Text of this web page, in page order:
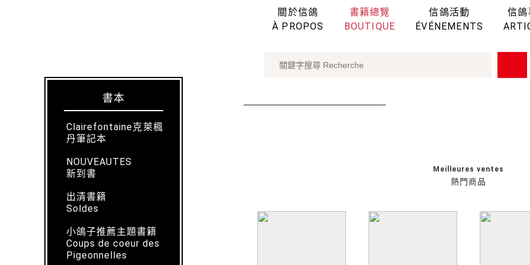
關於信鴿
À PROPOS
書籍總覽
BOUTIQUE
信鴿活動
ÉVÉNEMENTS
信鴿
書本
Clairefontaine克萊楓
丹筆記本
NOUVEAUTES
新到書
出清書籍
Soldes
小鴿子推薦主題書籍
Coups de coeur des
Pigeonnelles
熱門商品
Meilleures ventes